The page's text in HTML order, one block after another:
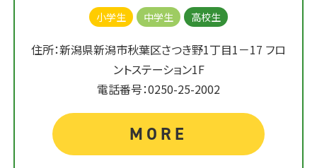
小学生 中学生 高校生
住所：新潟県新潟市秋葉区さつき野1丁目1－17 フロ
ントステーション1F
電話番号：0250-25-2002
MORE